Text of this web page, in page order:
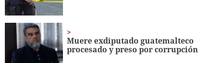
Muere exdiputado guatemalteco
procesado y preso por corrupción